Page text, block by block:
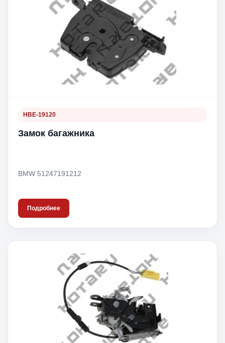
HBE-19120
Замок багажника
BMW 51247191212
Подробнее